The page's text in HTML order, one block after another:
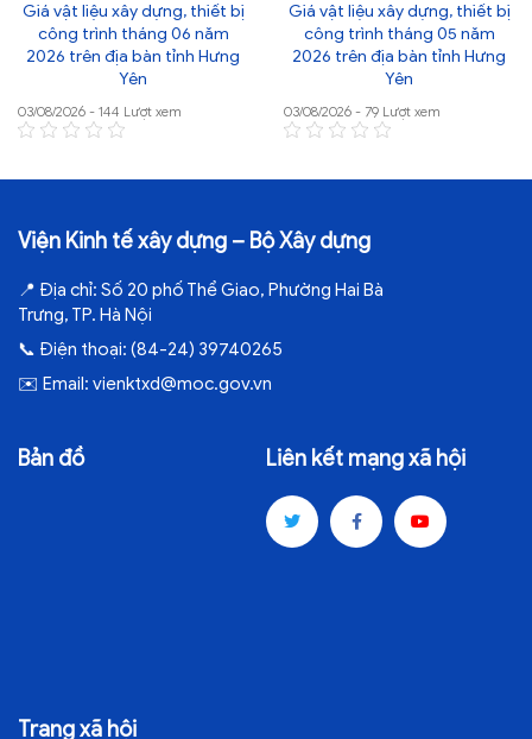
Giá vật liệu xây dựng, thiết bị
công trình tháng 06 năm
2026 trên địa bàn tỉnh Hưng
Yên
03/08/2026 - 144 Lượt xem
Giá vật liệu xây dựng, thiết bị
công trình tháng 05 năm
2026 trên địa bàn tỉnh Hưng
Yên
03/08/2026 - 79 Lượt xem
Viện Kinh tế xây dựng – Bộ Xây dựng
📍 Địa chỉ: Số 20 phố Thể Giao, Phường Hai Bà
Trưng, TP. Hà Nội
📞 Điện thoại: (84-24) 39740265
✉️ Email: vienktxd@moc.gov.vn
Bản đồ Liên kết mạng xã hội
Trang xã hội